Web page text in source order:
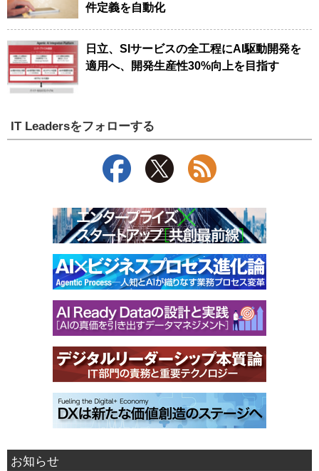
件定義を自動化
日立、SIサービスの全工程にAI駆動開発を
適用へ、開発生産性30%向上を目指す
IT Leadersをフォローする
お知らせ